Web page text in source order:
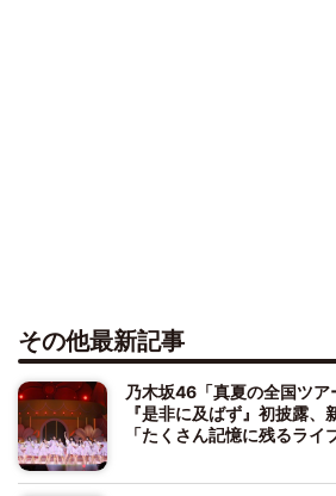
その他最新記事
乃木坂46「真夏の全国ツ
『是非に及ばず』初披露、
「たくさん記憶に残るライ